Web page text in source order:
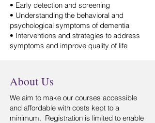
• Early detection and screening
• Understanding the behavioral and
psychological symptoms of dementia
• Interventions and strategies to address
symptoms and improve quality of life
About Us
We aim to make our courses accessible
and affordable with costs kept to a
minimum. Registration is limited to enable